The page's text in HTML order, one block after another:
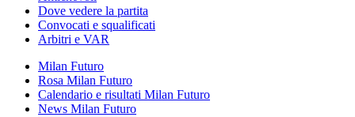
Dove vedere la partita
Convocati e squalificati
Arbitri e VAR
Milan Futuro
Rosa Milan Futuro
Calendario e risultati Milan Futuro
News Milan Futuro